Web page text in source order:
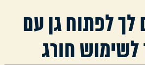
לך לפתוח גן עם
לשימוש חורג